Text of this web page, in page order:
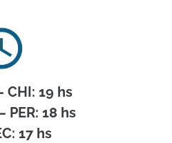
CHI: 19 hs
PER: 18 hs
17 hs